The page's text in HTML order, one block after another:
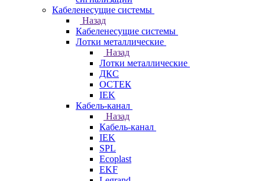
Кабеленесущие системы
Назад
Кабеленесущие системы
Лотки металлические
Назад
Лотки металлические
ДКС
ОСТЕК
IEK
Кабель-канал
Назад
Кабель-канал
IEK
SPL
Ecoplast
EKF